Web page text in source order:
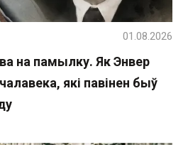
на памылку. Як Энвер
які павінен быў
01.08.2026